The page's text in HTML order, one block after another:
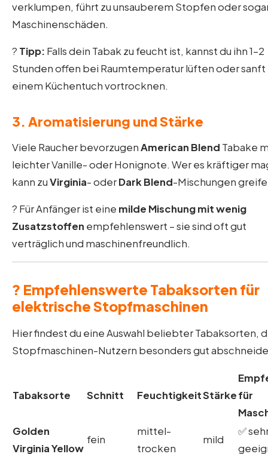
verklumpen, führt zu unsauberem Stopfen oder
Maschinenschäden.
? Tipp: Falls dein Tabak zu feucht ist, kannst du ihn 1–2
Stunden offen bei Raumtemperatur lüften oder
einem Küchentuch vortrocknen.
3. Aromatisierung und Stärke
Viele Raucher bevorzugenAmerican Blend Tabake
leichter Vanille- oder Honignote. Wer es kräftiger
kann zuVirginia- oderDark Blend-Mischungen
? Für Anfänger ist eine milde Mischung mit wenig
Zusatzstoffen empfehlenswert – sie sind oft gut
verträglich und maschinenfreundlich.
? Empfehlenswerte Tabaksorten für
elektrische Stopfmaschinen
Hier findest du eine Auswahl beliebter Tabaksorten,
Stopfmaschinen-Nutzern besonders gut
Tabaksorte Schnitt FeuchtigkeitStärkefür
Golden
Virginia Yellow
fein
mittel-
trocken
mild
✅